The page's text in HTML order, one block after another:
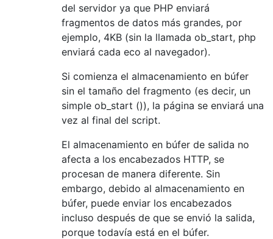
del servidor ya que PHP enviará
fragmentos de datos más grandes, por
ejemplo, 4KB (sin la llamada ob_start, php
enviará cada eco al navegador).
Si comienza el almacenamiento en búfer
sin el tamaño del fragmento (es decir, un
simple ob_start ()), la página se enviará una
vez al final del script.
El almacenamiento en búfer de salida no
afecta a los encabezados HTTP, se
procesan de manera diferente. Sin
embargo, debido al almacenamiento en
búfer, puede enviar los encabezados
incluso después de que se envió la salida,
porque todavía está en el búfer.